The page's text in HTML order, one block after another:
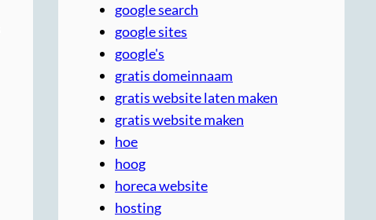
google search
google sites
google's
gratis domeinnaam
gratis website laten maken
gratis website maken
hoe
hoog
horeca website
hosting